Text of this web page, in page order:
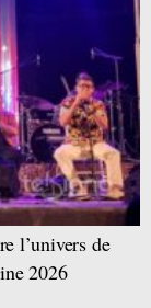
l’univers de
2026